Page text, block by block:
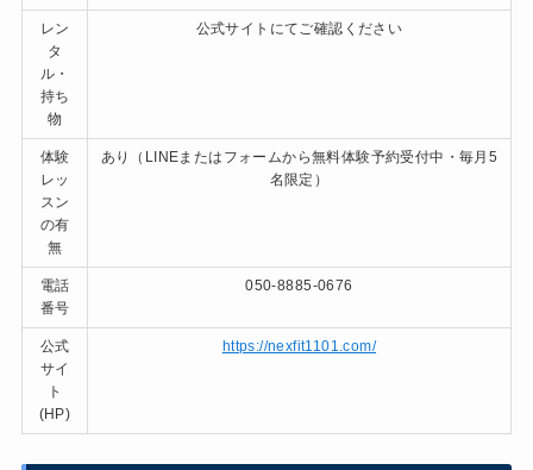
レン
タ
ル・
持ち
物
公式サイトにてご確認ください
体験
レッ
スン
の有
無
あり（LINEまたはフォームから無料体験予約受付中・毎月5
名限定）
電話
番号
050-8885-0676
公式
サイ
ト
(HP)
https://nexfit1101.com/